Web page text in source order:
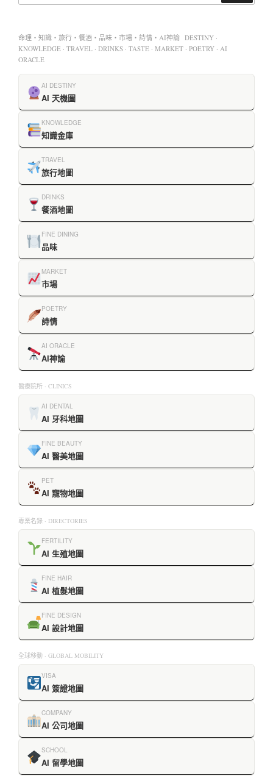
命理・知識・旅行・餐酒・品味・市場・詩情・AI神諭 DESTINY ·
KNOWLEDGE · TRAVEL · DRINKS · TASTE · MARKET · POETRY · AI
ORACLE
AI DESTINY
AI 天機圖
KNOWLEDGE
知識金庫
TRAVEL
旅行地圖
DRINKS
餐酒地圖
FINE DINING
品味
MARKET
市場
POETRY
詩情
AI ORACLE
AI神諭
醫療院所 · CLINICS
AI DENTAL
AI 牙科地圖
FINE BEAUTY
AI 醫美地圖
PET
AI 寵物地圖
專業名錄 · DIRECTORIES
FERTILITY
AI 生殖地圖
FINE HAIR
AI 植髮地圖
FINE DESIGN
AI 設計地圖
全球移動 · GLOBAL MOBILITY
VISA
AI 簽證地圖
COMPANY
AI 公司地圖
SCHOOL
AI 留學地圖